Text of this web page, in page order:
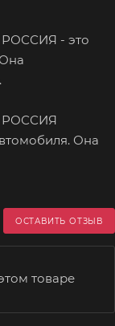
РОССИЯ - это
РОССИЯ
Она
ОСТАВИТЬ ОТЗЫВ
товаре